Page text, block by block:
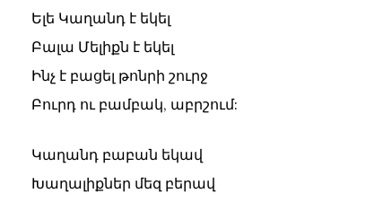
Ելե Կաղանդ է եկել
Բալա Մելիքն է եկել
Ինչ է բացել թոնրի շուրջ
Բուրդ ու բամբակ, աբրշում:
Կաղանդ բաբան եկավ
Խաղալիքներ մեզ բերավ